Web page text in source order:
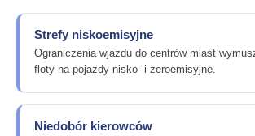
Strefy niskoemisyjne
Ograniczenia wjazdu do centrów miast
floty na pojazdy nisko- i zeroemisyjne.
Niedobór kierowców